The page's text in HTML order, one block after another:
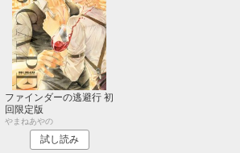
ファインダーの逃避行 初
回限定版
やまねあやの
試し読み